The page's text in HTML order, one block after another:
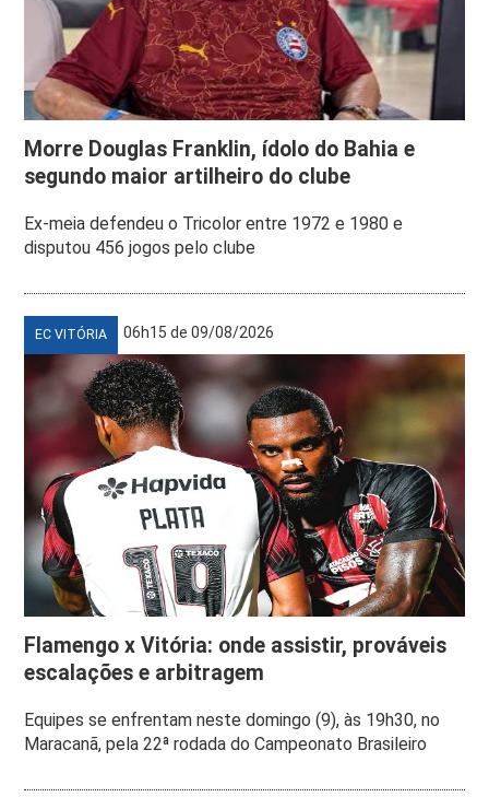
Morre Douglas Franklin, ídolo do Bahia e
segundo maior artilheiro do clube
Ex-meia defendeu o Tricolor entre 1972 e 1980 e
disputou 456 jogos pelo clube
EC VITÓRIA 06h15 de 09/08/2026
Flamengo x Vitória: onde assistir, prováveis
escalações e arbitragem
Equipes se enfrentam neste domingo (9), às 19h30, no
Maracanã, pela 22ª rodada do Campeonato Brasileiro